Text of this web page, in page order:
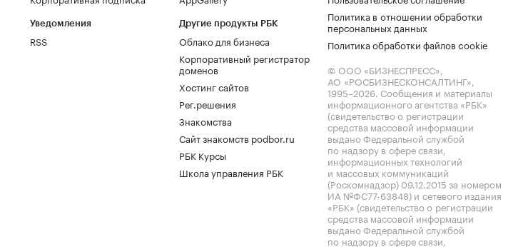
Уведомления
RSS
Другие продукты РБК
Облако для бизнеса
Корпоративный регистратор
доменов
Хостинг сайтов
Рег.решения
Знакомства
Сайт знакомств podbor.ru
РБК Курсы
Школа управления РБК
Политика в отношении обработки
персональных данных
Политика обработки файлов cookie
© ООО «БИЗНЕСПРЕСС»,
АО «РОСБИЗНЕСКОНСАЛТИНГ»,
1995–2026. Сообщения и материалы
информационного агентства «РБК»
(свидетельство о регистрации
средства массовой информации
выдано Федеральной службой
по надзору в сфере связи,
информационных технологий
и массовых коммуникаций
(Роскомнадзор) 09.12.2015 за номером
ИА №ФС77-63848) и сетевого издания
«РБК» (свидетельство о регистрации
средства массовой информации
выдано Федеральной службой
по надзору в сфере связи,